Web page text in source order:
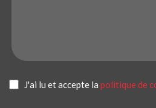
J'ai lu et accepte la politique de